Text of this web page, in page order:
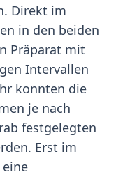
Direkt im
in den beiden
Präparat mit
Intervallen
konnten die
je nach
festgelegten
Erst im